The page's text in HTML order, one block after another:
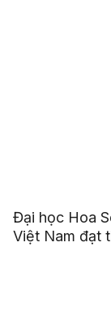
Đại học Hoa
Việt Nam đạt